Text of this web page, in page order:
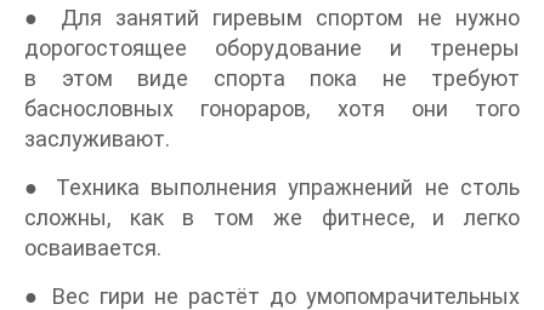
● Для занятий гиревым спортом не нужно
дорогостоящее оборудование и тренеры
в этом виде спорта пока не требуют
баснословных гонораров, хотя они того
заслуживают.
● Техника выполнения упражнений не столь
сложны, как в том же фитнесе, и легко
осваивается.
● Вес гири не растёт до умопомрачительных